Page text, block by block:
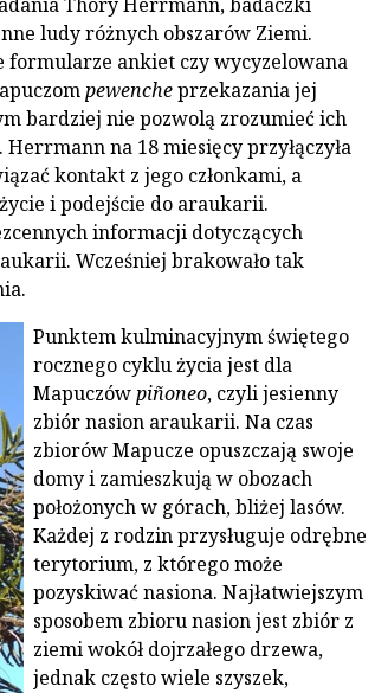
ludy różnych obszarów Ziemi.
formularze ankiet czy wycyzelowana
pewencheprzekazania jej
bardziej nie pozwolą zrozumieć ich
na 18 miesięcy przyłączyła
kontakt z jego członkami, a
i podejście do araukarii.
informacji dotyczących
Wcześniej brakowało tak
Punktem kulminacyjnym świętego
rocznego cyklu życia jest dla
Mapuczówpiñoneo, czyli jesienny
zbiór nasion araukarii. Na czas
zbiorów Mapucze opuszczają swoje
domy i zamieszkują w obozach
położonych w górach, bliżej lasów.
Każdej z rodzin przysługuje odrębne
terytorium, z którego może
pozyskiwać nasiona. Najłatwiejszym
sposobem zbioru nasion jest zbiór z
ziemi wokół dojrzałego drzewa,
jednak często wiele szyszek,